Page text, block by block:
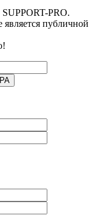
PRO.
публичной